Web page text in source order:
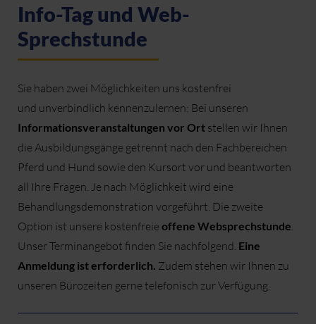
Info-Tag und Web-
Sprechstunde
Sie haben zwei Möglichkeiten uns kostenfrei
und unverbindlich kennenzulernen: Bei unseren
Informationsveranstaltungen vor Ort stellen wir Ihnen
die Ausbildungsgänge getrennt nach den Fachbereichen
Pferd und Hund sowie den Kursort vor und beantworten
all Ihre Fragen. Je nach Möglichkeit wird eine
Behandlungsdemonstration vorgeführt. Die zweite
Option ist unsere kostenfreieoffene Websprechstunde.
Unser Terminangebot finden Sie nachfolgend. Eine
Anmeldung ist erforderlich. Zudem stehen wir Ihnen zu
unseren Bürozeiten gerne telefonisch zur Verfügung.